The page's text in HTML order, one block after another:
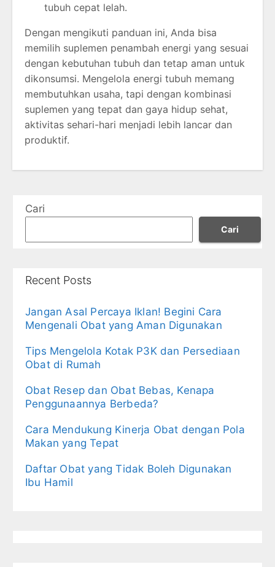
tubuh cepat lelah.
Dengan mengikuti panduan ini, Anda bisa
memilih suplemen penambah energi yang sesuai
dengan kebutuhan tubuh dan tetap aman untuk
dikonsumsi. Mengelola energi tubuh memang
membutuhkan usaha, tapi dengan kombinasi
suplemen yang tepat dan gaya hidup sehat,
aktivitas sehari-hari menjadi lebih lancar dan
produktif.
Cari
Cari
Recent Posts
Jangan Asal Percaya Iklan! Begini Cara
Mengenali Obat yang Aman Digunakan
Tips Mengelola Kotak P3K dan Persediaan
Obat di Rumah
Obat Resep dan Obat Bebas, Kenapa
Penggunaannya Berbeda?
Cara Mendukung Kinerja Obat dengan Pola
Makan yang Tepat
Daftar Obat yang Tidak Boleh Digunakan
Ibu Hamil